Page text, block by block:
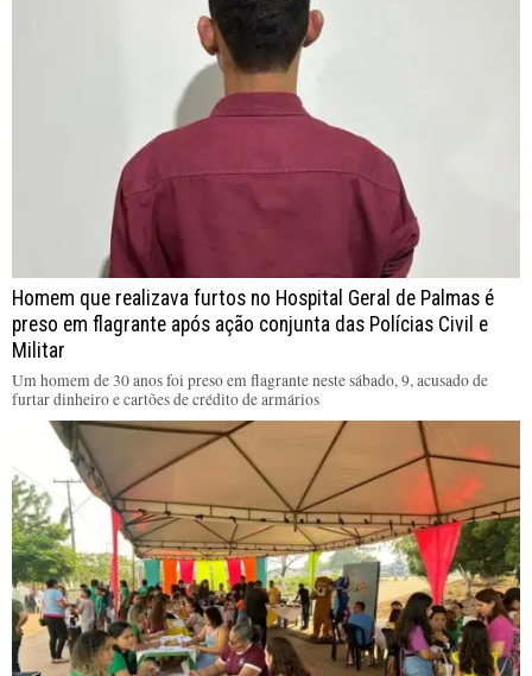
Homem que realizava furtos no Hospital Geral de Palmas é
preso em flagrante após ação conjunta das Polícias Civil e
Militar
Um homem de 30 anos foi preso em flagrante neste sábado, 9, acusado de
furtar dinheiro e cartões de crédito de armários